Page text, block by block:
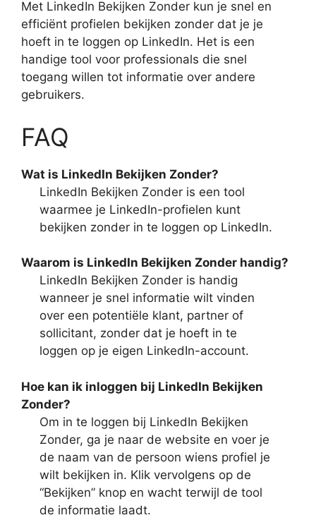
Met LinkedIn Bekijken Zonder kun je snel en
efficiënt profielen bekijken zonder dat je je
hoeft in te loggen op LinkedIn. Het is een
handige tool voor professionals die snel
toegang willen tot informatie over andere
gebruikers.
FAQ
Wat is LinkedIn Bekijken Zonder?
LinkedIn Bekijken Zonder is een tool
waarmee je LinkedIn-profielen kunt
bekijken zonder in te loggen op LinkedIn.
Waarom is LinkedIn Bekijken Zonder handig?
LinkedIn Bekijken Zonder is handig
wanneer je snel informatie wilt vinden
over een potentiële klant, partner of
sollicitant, zonder dat je hoeft in te
loggen op je eigen LinkedIn-account.
Hoe kan ik inloggen bij LinkedIn Bekijken
Zonder?
Om in te loggen bij LinkedIn Bekijken
Zonder, ga je naar de website en voer je
de naam van de persoon wiens profiel je
wilt bekijken in. Klik vervolgens op de
“Bekijken” knop en wacht terwijl de tool
de informatie laadt.